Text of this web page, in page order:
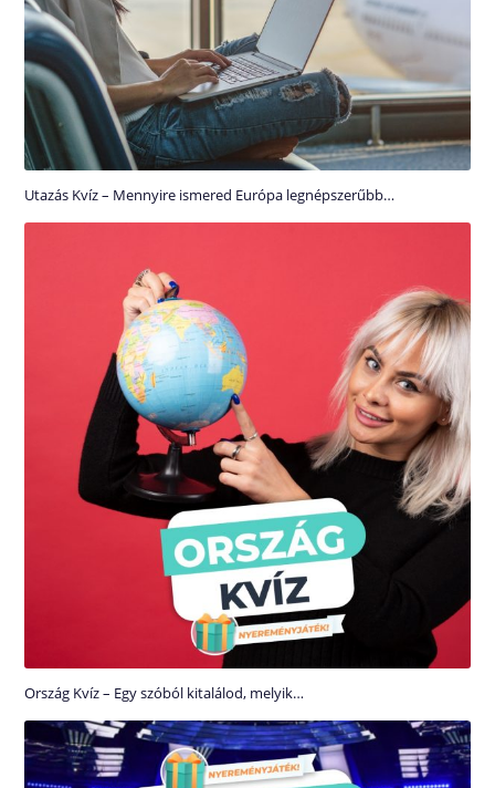
Utazás Kvíz – Mennyire ismered Európa legnépszerűbb…
Ország Kvíz – Egy szóból kitalálod, melyik…